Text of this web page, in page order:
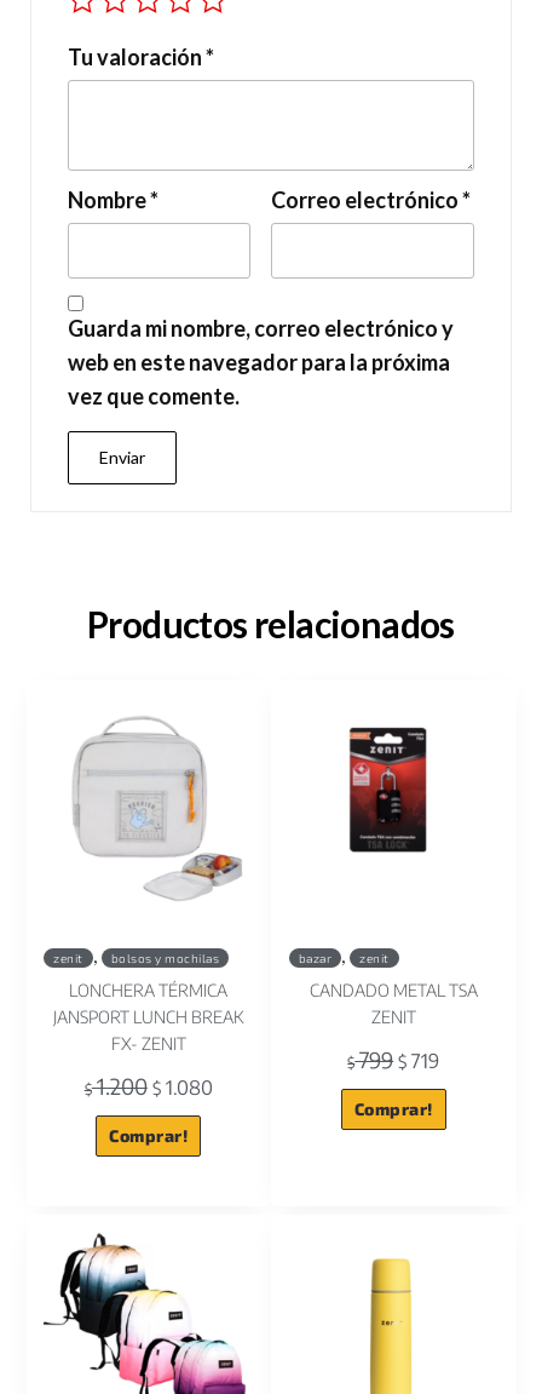
Tu valoración*
Nombre* Correo electrónico*
Guarda mi nombre, correo electrónico y
web en este navegador para la próxima
vez que comente.
Productos relacionados
zenit , bolsos y mochilas
LONCHERA TÉRMICA
JANSPORT LUNCH BREAK
FX- ZENIT
$1.200 $1.080
Comprar!
bazar , zenit
CANDADO METAL TSA
ZENIT
$799 $ 719
Comprar!